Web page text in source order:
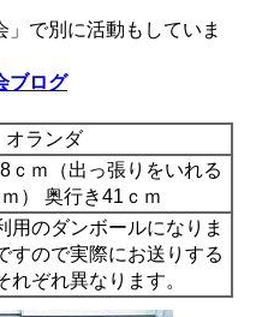
」で別に活動もしていま
ブログ
オランダ
ｃｍ（出っ張りをいれる
） 奥行き41ｃｍ
用のダンボールになりま
すので実際にお送りする
れぞれ異なります。